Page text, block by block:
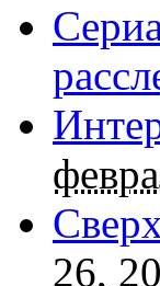
26,